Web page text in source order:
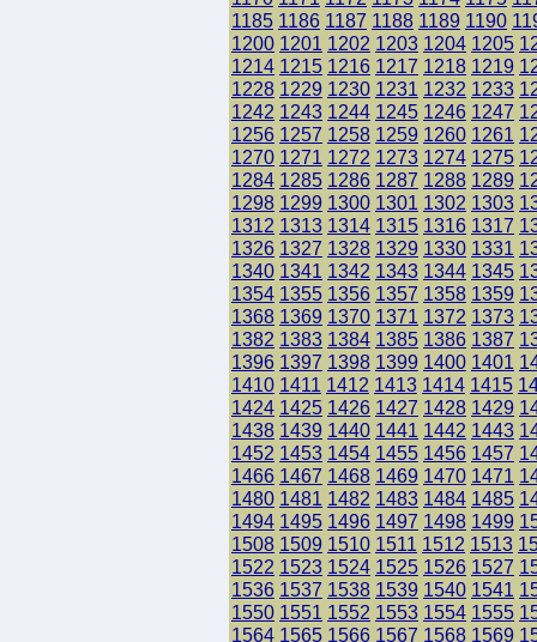
1185 1186 1187 1188 1189 1190
1200 1201 1202 1203 1204 1205
1214 1215 1216 1217 1218 1219
1228 1229 1230 1231 1232 1233
1242 1243 1244 1245 1246 1247
1256 1257 1258 1259 1260 1261
1270 1271 1272 1273 1274 1275
1284 1285 1286 1287 1288 1289
1298 1299 1300 1301 1302 1303
1312 1313 1314 1315 1316 1317
1326 1327 1328 1329 1330 1331
1340 1341 1342 1343 1344 1345
1354 1355 1356 1357 1358 1359
1368 1369 1370 1371 1372 1373
1382 1383 1384 1385 1386 1387
1396 1397 1398 1399 1400 1401
1410 1411 1412 1413 1414 1415
1424 1425 1426 1427 1428 1429
1438 1439 1440 1441 1442 1443
1452 1453 1454 1455 1456 1457
1466 1467 1468 1469 1470 1471
1480 1481 1482 1483 1484 1485
1494 1495 1496 1497 1498 1499
1508 1509 1510 1511 1512 1513
1522 1523 1524 1525 1526 1527
1536 1537 1538 1539 1540 1541
1550 1551 1552 1553 1554 1555
1564 1565 1566 1567 1568 1569